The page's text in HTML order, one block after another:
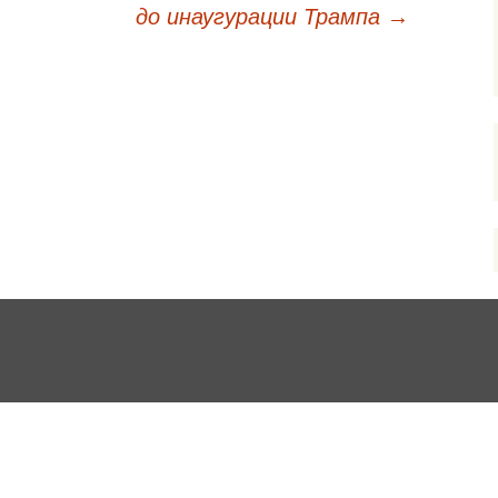
до инаугурации Трампа →